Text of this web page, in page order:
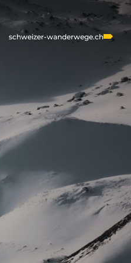
schweizer-wanderwege.ch